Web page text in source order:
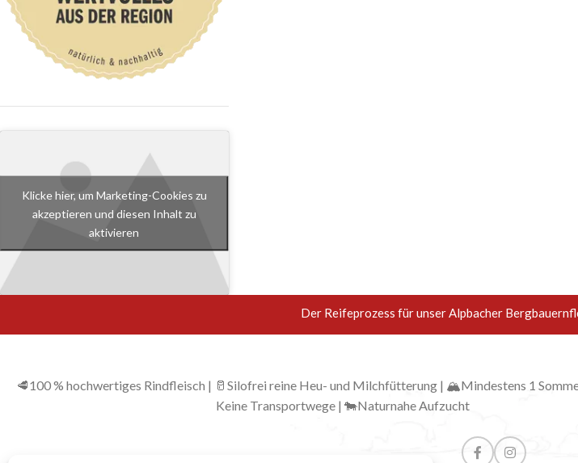
Klicke hier, um Marketing-Cookies zu
akzeptieren und diesen Inhalt zu
aktivieren
Der Reifeprozess für unser Alpbacher
🥩100 % hochwertiges Rindfleisch | 🥛Silofrei reine Heu- und Milchfütterung | 🏔Mindestens 1
Keine Transportwege | 🐄Naturnahe Aufzucht